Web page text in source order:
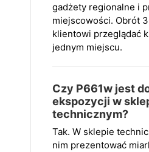
gadżety regionalne i
miejscowości. Obrót
klientowi przeglądać
jednym miejscu.
Czy P661w jest
ekspozycji w
technicznym?
Tak. W sklepie
nim prezentować